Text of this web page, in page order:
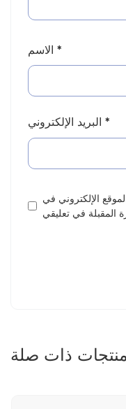
*
*
الإلكتروني في
منتجات ذات صلة